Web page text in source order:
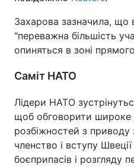
Захарова зазначила, що
"переважна більшість
опиняться в зоні
Саміт НАТО
Лідери НАТО
щоб обговорити широке
розбіжностей з приводу
членство і вступу
боєприпасів і розгляду